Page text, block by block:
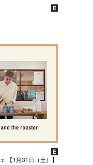
【1月31日（土）】